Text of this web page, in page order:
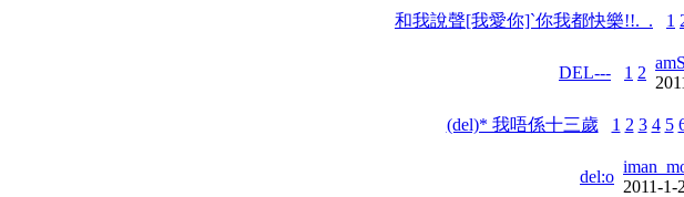
和我說聲[我愛你]`你我都快樂!!._. 1
DEL--- 1 2
(del)* 我唔係十三歲 1 2 3 4 5
del:o
2011-1-